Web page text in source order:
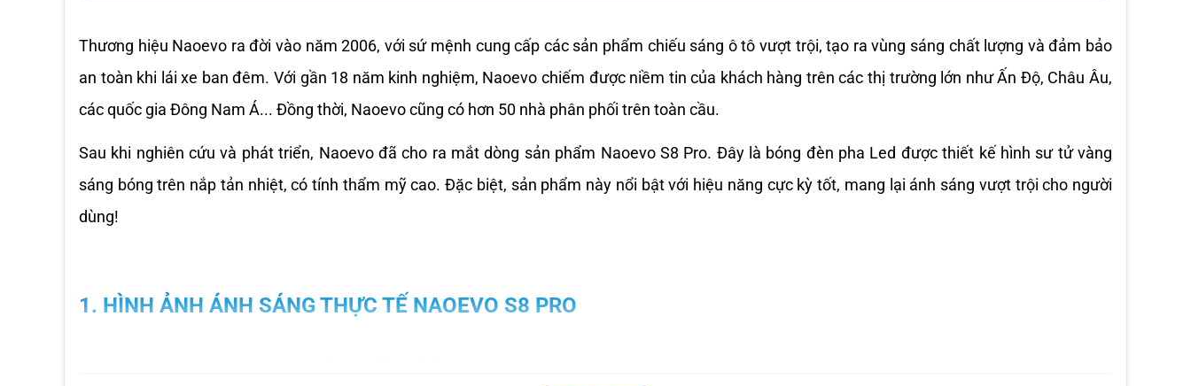
Thương hiệu Naoevo ra đời vào năm 2006, với sứ mệnh cung cấp các sản phẩm chiếu sáng ô tô vượt trội, tạo ra vùng sáng chất lượng và đảm bảo
an toàn khi lái xe ban đêm. Với gần 18 năm kinh nghiệm, Naoevo chiếm được niềm tin của khách hàng trên các thị trường lớn như Ấn Độ, Châu Âu,
các quốc gia Đông Nam Á... Đồng thời, Naoevo cũng có hơn 50 nhà phân phối trên toàn cầu.
Sau khi nghiên cứu và phát triển, Naoevo đã cho ra mắt dòng sản phẩm Naoevo S8 Pro. Đây là bóng đèn pha Led được thiết kế hình sư tử vàng
sáng bóng trên nắp tản nhiệt, có tính thẩm mỹ cao. Đặc biệt, sản phẩm này nổi bật với hiệu năng cực kỳ tốt, mang lại ánh sáng vượt trội cho người
dùng!
1. HÌNH ẢNH ÁNH SÁNG THỰC TẾ NAOEVO S8 PRO